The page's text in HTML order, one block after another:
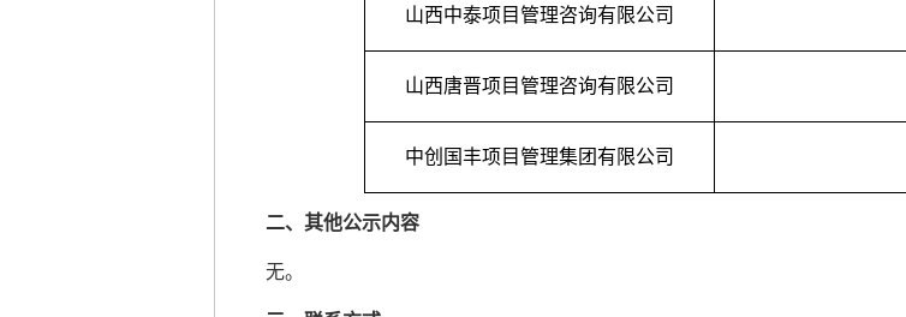
山西中泰项目管理咨询有限公司
山西唐晋项目管理咨询有限公司
中创国丰项目管理集团有限公司
二、其他公示内容
无。